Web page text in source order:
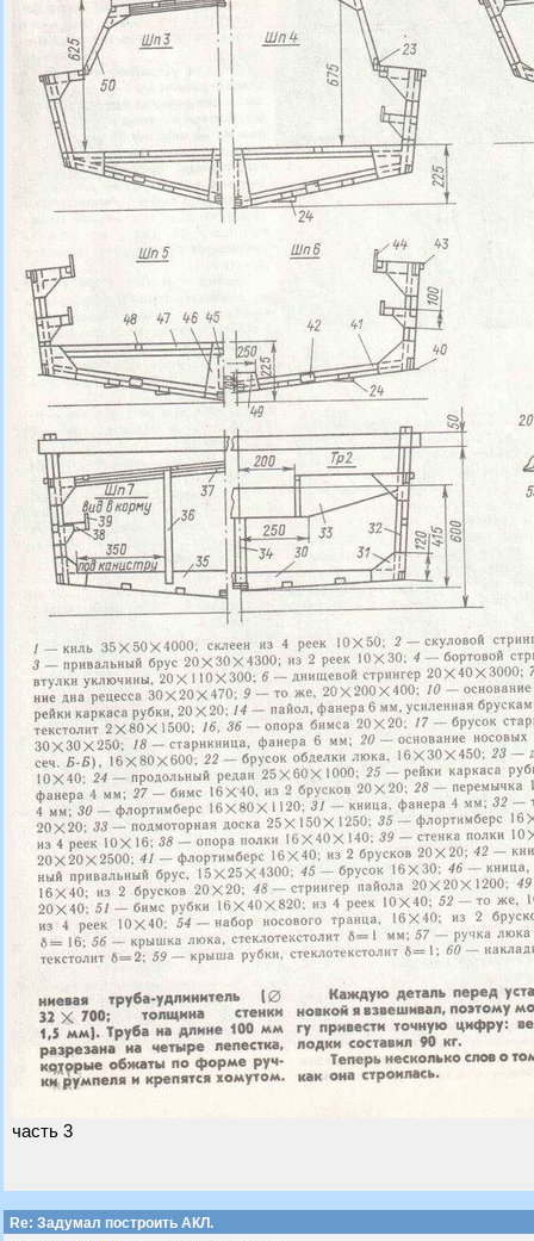
часть 3
Re: Задумал построить АКЛ.